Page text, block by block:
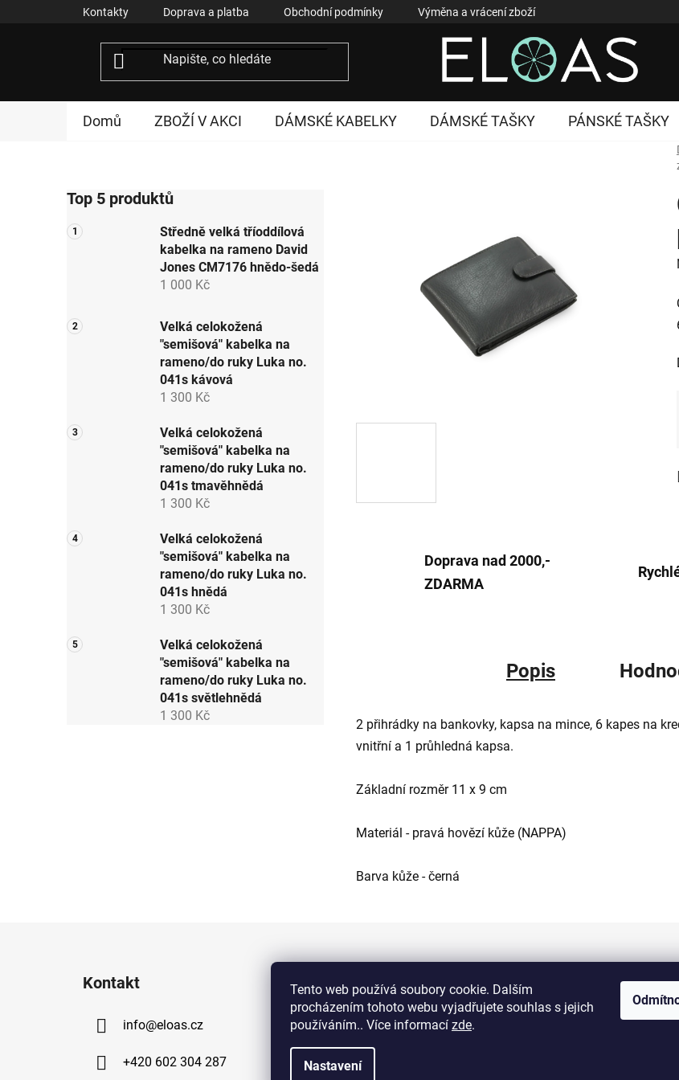
Tento web používá soubory cookie. Dalším
procházením tohoto webu vyjadřujete souhlas s jejich
používáním.. Více informací zde.
Nastavení
Kontakty Doprava a platba Obchodní podmínky Výměna a vrácení zboží
Domů ZBOŽÍ V AKCI DÁMSKÉ KABELKY DÁMSKÉ TAŠKY PÁNSKÉ TAŠKY
o
s
t
n
e
Top 5 produktů
Středně velká tříoddílová
kabelka na rameno David
Jones CM7176 hnědo-šedá
1 000 Kč
Velká celokožená
"semišová" kabelka na
rameno/do ruky Luka no.
041s kávová
1 300 Kč
Velká celokožená
"semišová" kabelka na
rameno/do ruky Luka no.
041s tmavěhnědá
1 300 Kč
Velká celokožená
"semišová" kabelka na
rameno/do ruky Luka no.
041s hnědá
1 300 Kč
Velká celokožená
"semišová" kabelka na
rameno/do ruky Luka no.
041s světlehnědá
1 300 Kč
Doprava nad 2000,-
ZDARMA
Popis
2 přihrádky na bankovky, kapsa na mince, 6 kapes na
vnitřní a 1 průhledná kapsa.
Základní rozměr 11 x 9 cm
Materiál - pravá hovězí kůže (NAPPA)
Barva kůže - černá
Kontakt
info@eloas.cz
+420 602 304 287
Informace pro vás
Kontakty